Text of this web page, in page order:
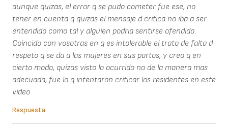
aunque quizas, el error q se pudo cometer fue ese, no
tener en cuenta q quizas el mensaje d critica no iba a ser
entendido como tal y alguien podria sentirse ofendido.
Coincido con vosotras en q es intolerable el trato de falta d
respeto q se da a las mujeres en sus partos, y creo q en
cierto modo, quizas visto lo ocurrido no de la manera mas
adecuada, fue lo q intentaron criticar los residentes en este
video
Respuesta